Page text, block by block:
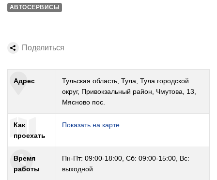
Адрес
Тульская область, Тула, Тула городской
округ, Привокзальный район, Чмутова, 13,
Мясново пос.
Как
проехать
Показать на карте
Время
работы
Пн-Пт: 09:00-18:00, Сб: 09:00-15:00, Вс:
выходной
АВТОСЕРВИСЫ
Поделиться